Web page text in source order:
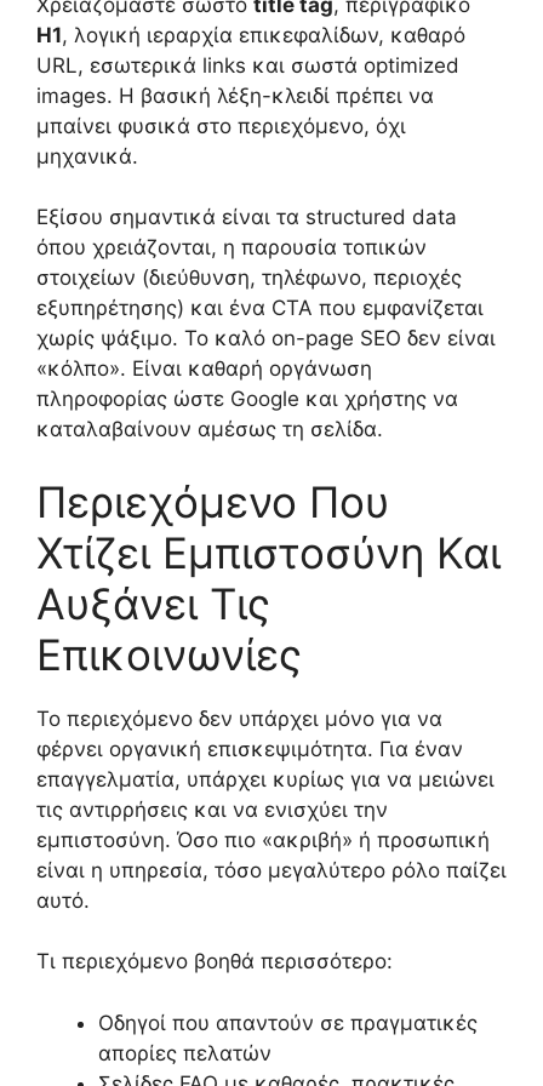
H1, λογική ιεραρχία επικεφαλίδων, καθαρό
URL, εσωτερικά links και σωστά optimized
images. Η βασική λέξη-κλειδί πρέπει να
μπαίνει φυσικά στο περιεχόμενο, όχι
μηχανικά.
Εξίσου σημαντικά είναι τα structured data
όπου χρειάζονται, η παρουσία τοπικών
στοιχείων (διεύθυνση, τηλέφωνο, περιοχές
εξυπηρέτησης) και ένα CTA που εμφανίζεται
χωρίς ψάξιμο. Το καλό on-page SEO δεν είναι
«κόλπο». Είναι καθαρή οργάνωση
πληροφορίας ώστε Google και χρήστης να
καταλαβαίνουν αμέσως τη σελίδα.
Περιεχόμενο Που
Χτίζει Εμπιστοσύνη Και
Αυξάνει Τις
Επικοινωνίες
Το περιεχόμενο δεν υπάρχει μόνο για να
φέρνει οργανική επισκεψιμότητα. Για έναν
επαγγελματία, υπάρχει κυρίως για να μειώνει
τις αντιρρήσεις και να ενισχύει την
εμπιστοσύνη. Όσο πιο «ακριβή» ή προσωπική
είναι η υπηρεσία, τόσο μεγαλύτερο ρόλο παίζει
αυτό.
Τι περιεχόμενο βοηθά περισσότερο:
Οδηγοί που απαντούν σε πραγματικές
απορίες πελατών